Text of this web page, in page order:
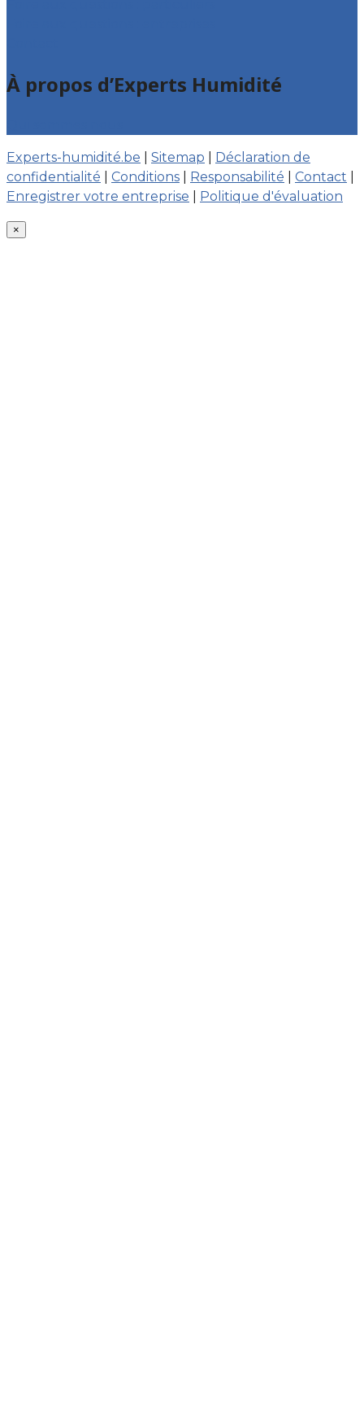
À propos d’Experts Humidité
Experts-humidité.be Sitemap
Déclaration de
confidentialité
Conditions Responsabilité Contact
Enregistrer votre entreprise
Politique d'évaluation
×